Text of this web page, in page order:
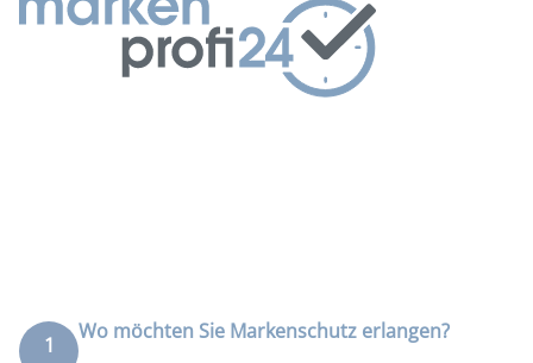
1
Wo möchten Sie Markenschutz erlangen?